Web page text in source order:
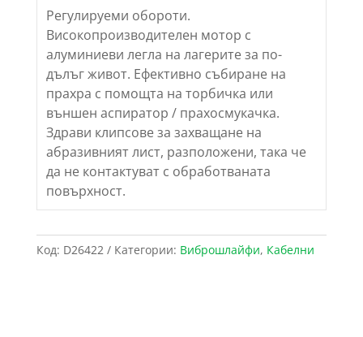
Регулируеми обороти.
Високопроизводителен мотор с
алуминиеви легла на лагерите за по-
дълъг живот. Ефективно събиране на
прахра с помощта на торбичка или
външен аспиратор / прахосмукачка.
Здрави клипсове за захващане на
абразивният лист, разположени, така че
да не контактуват с обработваната
повърхност.
Код: D26422 Категории: Виброшлайфи, Кабелни